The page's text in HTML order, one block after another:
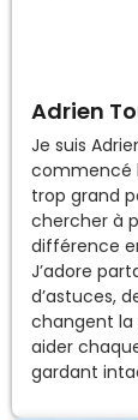
Adrien
Je suis
commencé
trop grand
chercher à
différence
J’adore
d’astuces,
changent la
aider
gardant